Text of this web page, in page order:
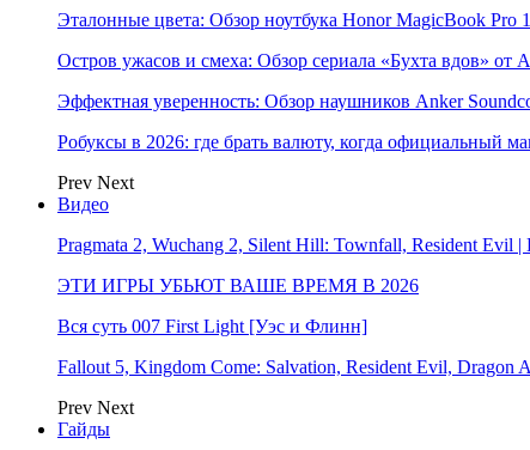
Эталонные цвета: Обзор ноутбука Honor MagicBook Pro
Остров ужасов и смеха: Обзор сериала «Бухта вдов» от
Эффектная уверенность: Обзор наушников Anker
Робуксы в 2026: где брать валюту, когда официальный
Prev Next
Видео
Pragmata 2, Wuchang 2, Silent Hill: Townfall, Resident
ЭТИ ИГРЫ УБЬЮТ ВАШЕ ВРЕМЯ В 2026
Вся суть 007 First Light [Уэс и Флинн]
Fallout 5, Kingdom Come: Salvation, Resident Evil,
Prev Next
Гайды